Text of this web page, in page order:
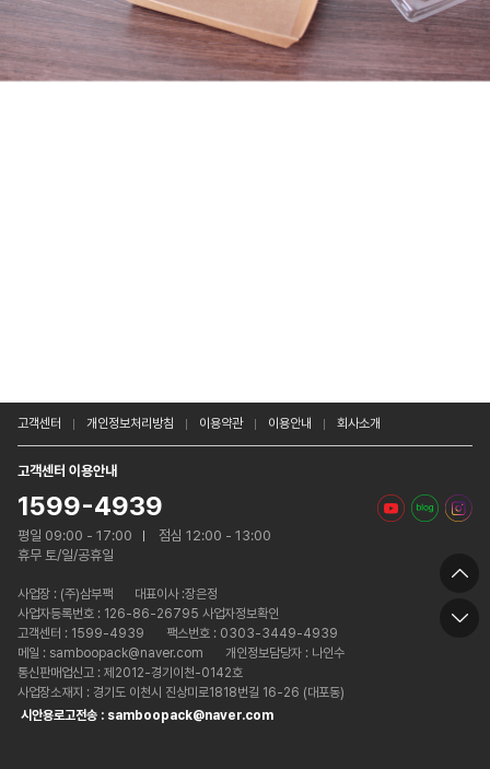
고객센터 개인정보처리방침 이용약관 이용안내 회사소개
고객센터 이용안내
1599-4939
평일 09:00 - 17:00
점심 12:00 - 13:00
휴무 토/일/공휴일
사업장 : (주)삼부팩
대표이사 :장은정
사업자등록번호 : 126-86-26795 사업자정보확인
고객센터 : 1599-4939
팩스번호 : 0303-3449-4939
메일 : samboopack@naver.com
개인정보담당자 : 나인수
통신판매업신고 : 제2012-경기이천-0142호
사업장소재지 : 경기도 이천시 진상미로1818번길 16-26 (대포동)
시안용로고전송 : samboopack@naver.com